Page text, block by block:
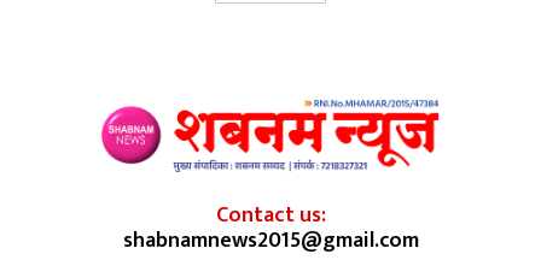
Contact us:
shabnamnews2015@gmail.com